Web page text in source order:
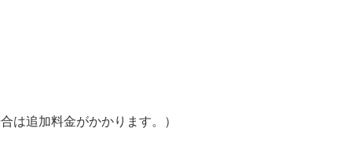
は追加料金がかかります。）